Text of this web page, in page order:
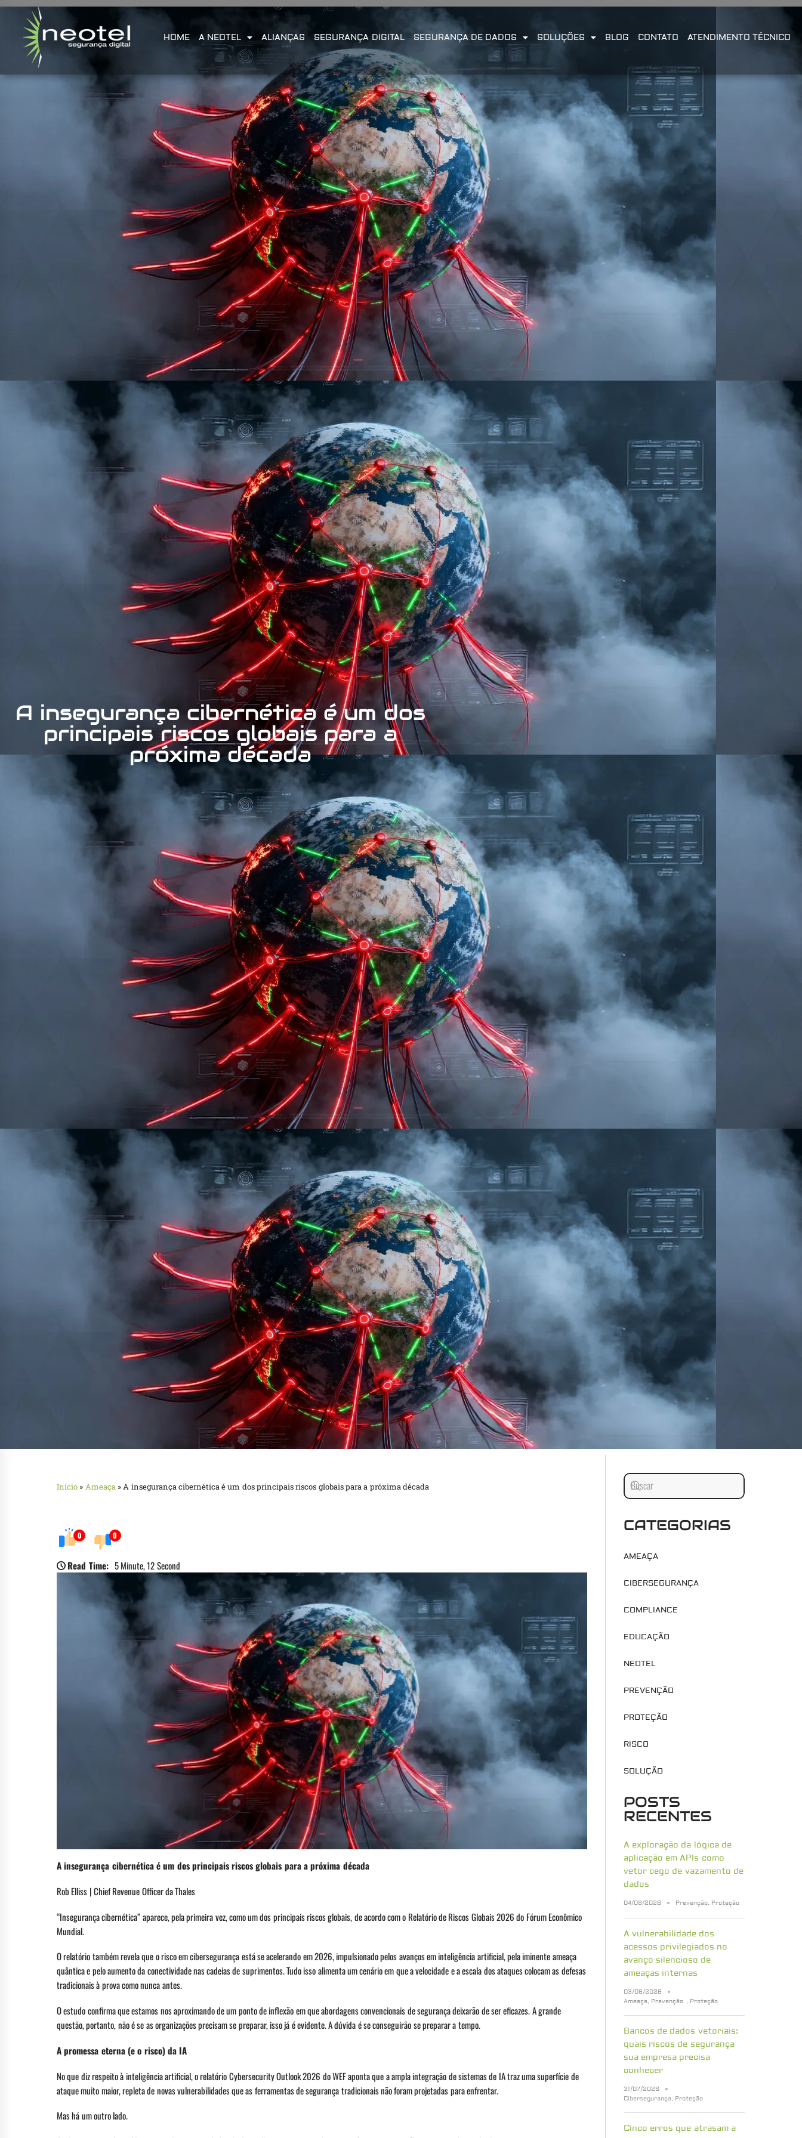
HOME A NEOTEL ALIANÇAS SEGURANÇA DIGITAL SEGURANÇA DE DADOS SOLUÇÕES BLOG CONTATO ATENDIMENTO TÉCNICO
A insegurança cibernética é um dos
principais riscos globais para a
próxima década
Início » Ameaça»A insegurança cibernética é um dos principais riscos globais para a próxima década
0 0
Read Time: 5 Minute, 12 Second
A insegurança cibernética é um dos principais riscos globais para a próxima década
Rob Elliss | Chief Revenue Officer da Thales
“Insegurança cibernética” aparece, pela primeira vez, como um dos principais riscos globais, de acordo com o Relatório de Riscos Globais 2026 do Fórum Econômico
Mundial.
O relatório também revela que o risco em cibersegurança está se acelerando em 2026, impulsionado pelos avanços em inteligência artificial, pela iminente ameaça
quântica e pelo aumento da conectividade nas cadeias de suprimentos. Tudo isso alimenta um cenário em que a velocidade e a escala dos ataques colocam as defesas
tradicionais à prova como nunca antes.
O estudo confirma que estamos nos aproximando de um ponto de inflexão em que abordagens convencionais de segurança deixarão de ser eficazes. A grande
questão, portanto, não é se as organizações precisam se preparar, isso já é evidente. A dúvida é se conseguirão se preparar a tempo.
A promessa eterna (e o risco) da IA
No que diz respeito à inteligência artificial, o relatório Cybersecurity Outlook 2026 do WEF aponta que a ampla integração de sistemas de IA traz uma superfície de
ataque muito maior, repleta de novas vulnerabilidades que as ferramentas de segurança tradicionais não foram projetadas para enfrentar.
Mas há um outro lado.
CATEGORIAS
AMEAÇA
CIBERSEGURANÇA
COMPLIANCE
EDUCAÇÃO
NEOTEL
PREVENÇÃO
PROTEÇÃO
RISCO
SOLUÇÃO
POSTS
RECENTES
A exploração da lógica de
aplicação em APIs como
vetor cego de vazamento de
dados
04/08/2026 Prevenção, Proteção
A vulnerabilidade dos
acessos privilegiados no
avanço silencioso de
ameaças internas
03/08/2026
Ameaça, Prevenção , Proteção
Bancos de dados vetoriais:
quais riscos de segurança
sua empresa precisa
conhecer
31/07/2026
Cibersegurança, Proteção
Cinco erros que atrasam a